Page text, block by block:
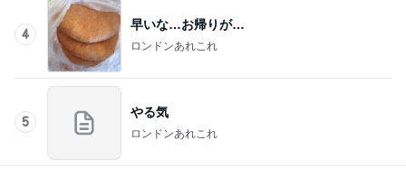
4
早いな…お帰りが…
ロンドンあれこれ
5
やる気
ロンドンあれこれ